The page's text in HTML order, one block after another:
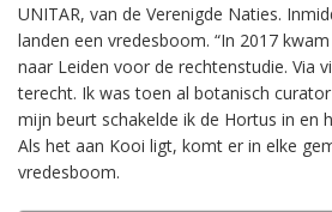
UNITAR, van de Verenigde Naties.
landen een vredesboom. “In 2017
naar Leiden voor de rechtenstudie. Via
terecht. Ik was toen al botanisch
mijn beurt schakelde ik de Hortus in en
Als het aan Kooi ligt, komt er in elke
vredesboom.